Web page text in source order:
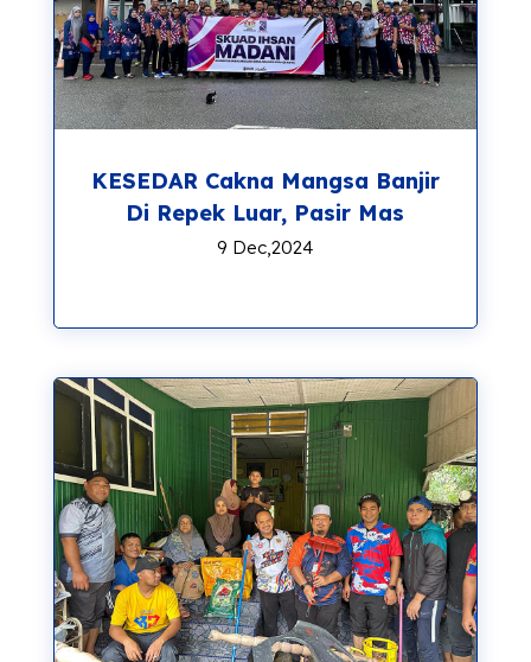
KESEDAR Cakna Mangsa Banjir
Di Repek Luar, Pasir Mas
9 Dec,2024